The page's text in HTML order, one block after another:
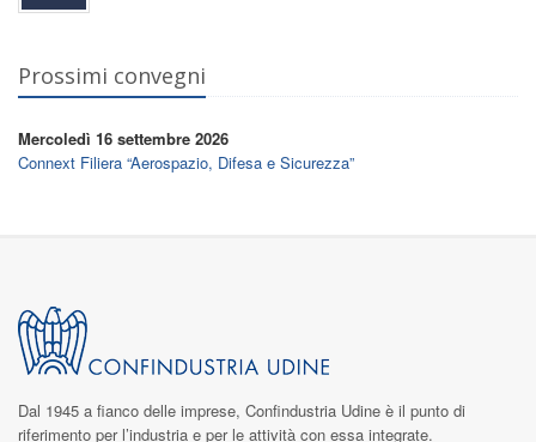
Prossimi convegni
Mercoledì 16 settembre 2026
Connext Filiera “Aerospazio, Difesa e Sicurezza”
Dal 1945 a fianco delle imprese, Confindustria Udine è il punto di
riferimento per l’industria e per le attività con essa integrate.